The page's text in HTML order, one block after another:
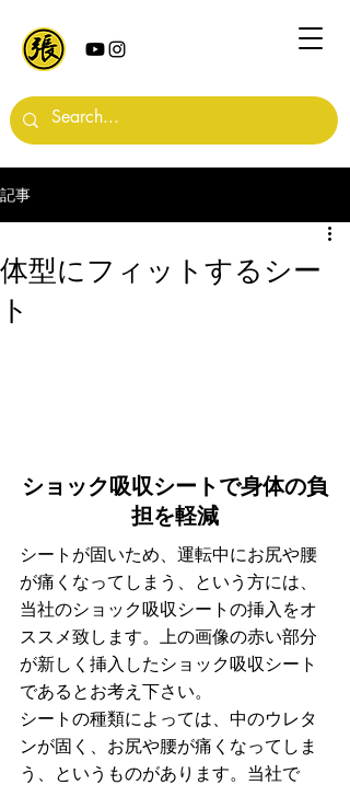
記事
体型にフィットするシー
ト
ショック吸収シートで身体の負
担を軽減
シートが固いため、運転中にお尻や腰
が痛くなってしまう、という方には、
当社のショック吸収シートの挿入をオ
ススメ致します。上の画像の赤い部分
が新しく挿入したショック吸収シート
であるとお考え下さい。
シートの種類によっては、中のウレタ
ンが固く、お尻や腰が痛くなってしま
う、というものがあります。当社で